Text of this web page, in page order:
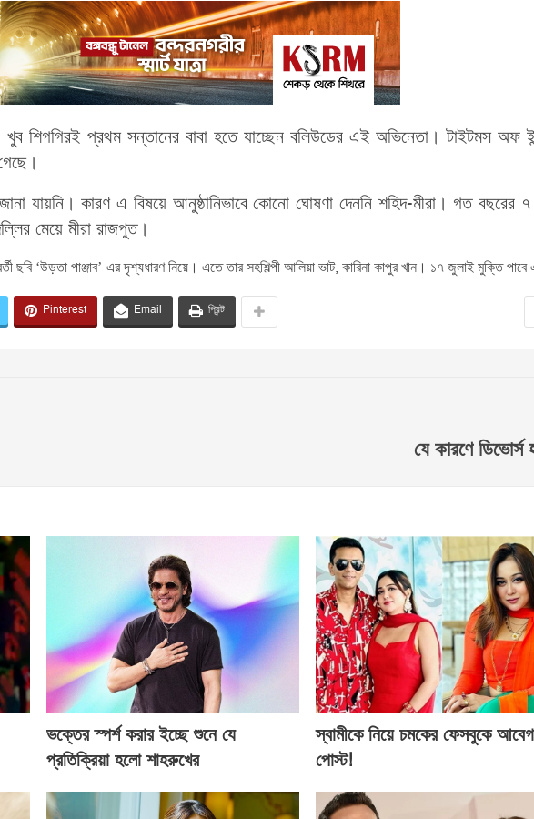
শিগগিরই প্রথম সন্তানের বাবা হতে যাচ্ছেন বলিউডের এই অভিনেতা। টাইটমস অফ
যায়নি। কারণ এ বিষয়ে আনুষ্ঠানিভাবে কোনো ঘোষণা দেননি শহিদ-মীরা। গত বছরের
মেয়ে মীরা রাজপুত।
‘উড়তা পাঞ্জাব’-এর দৃশ্যধারণ নিয়ে। এতে তার সহশিল্পী আলিয়া ভাট, কারিনা কাপুর খান। ১৭ জুলাই মুক্তি পাবে
Pinterest Email প্রিন্ট
যে কারণে ডিভোর্স
ভক্তের স্পর্শ করার ইচ্ছে শুনে যে
প্রতিক্রিয়া হলো শাহরুখের
স্বামীকে নিয়ে চমকের ফেসবুকে
পোস্ট!